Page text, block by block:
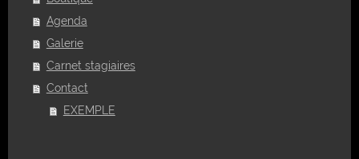
Agenda
Galerie
Carnet stagiaires
Contact
EXEMPLE